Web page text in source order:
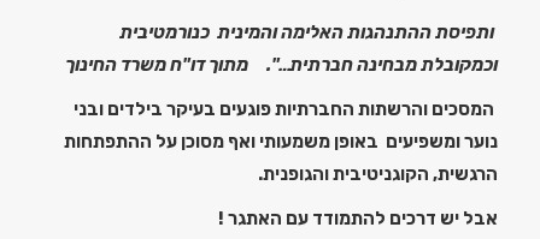
ותפיסת ההתנהגות האלימה והמינית כנורמטיבית
וכמקובלת מבחינה חברתית…".
מתוך דו"ח משרד החינוך
המסכים והרשתות החברתיות פוגעים בעיקר בילדים ובני
נוער ומשפיעים באופן משמעותי ואף מסוכן על ההתפתחות
הרגשית, הקוגניטיבית והגופנית.
אבל יש דרכים להתמודד עם האתגר !